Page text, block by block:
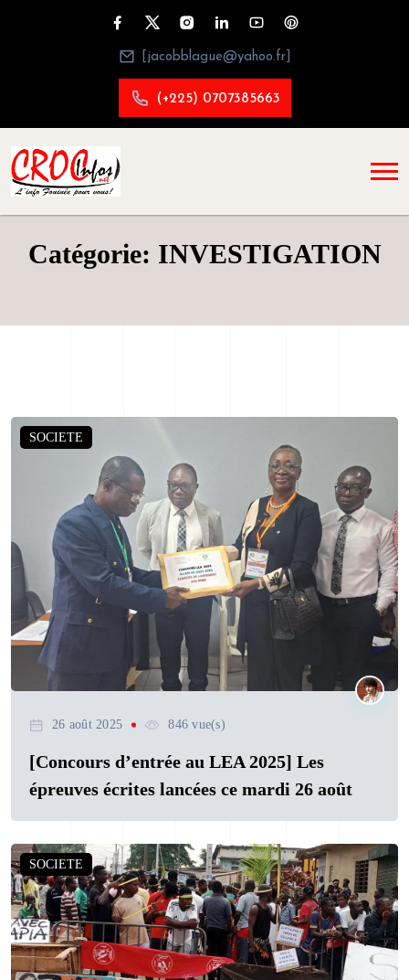
[jacobblague@yahoo.fr]
(+225) 0707385663
Catégorie: INVESTIGATION
SOCIETE
26 août 2025 846 vue(s)
[Concours d’entrée au LEA 2025] Les
épreuves écrites lancées ce mardi 26 août
SOCIETE